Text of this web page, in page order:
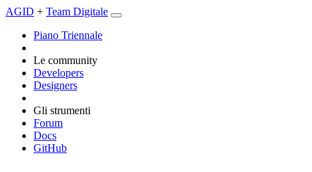
AGID + Team Digitale
Piano Triennale
Le community
Developers
Designers
Gli strumenti
Forum
Docs
GitHub